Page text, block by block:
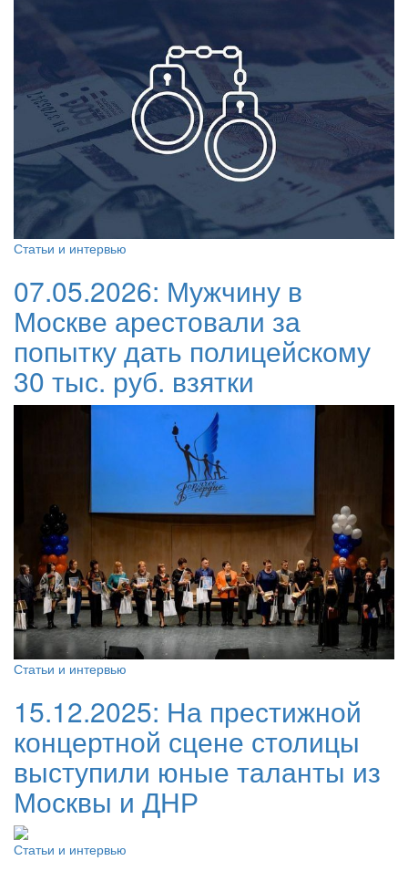
Статьи и интервью
07.05.2026: Мужчину в
Москве арестовали за
попытку дать полицейскому
30 тыс. руб. взятки
Статьи и интервью
15.12.2025: На престижной
концертной сцене столицы
выступили юные таланты из
Москвы и ДНР
Статьи и интервью